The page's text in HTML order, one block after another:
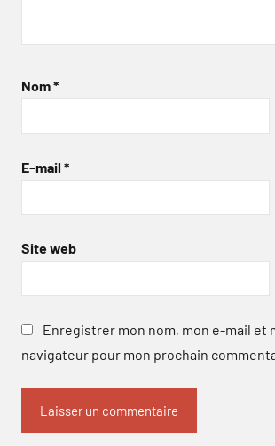
Nom*
E-mail *
Site web
Enregistrer mon nom, mon e-mail et
navigateur pour mon prochain